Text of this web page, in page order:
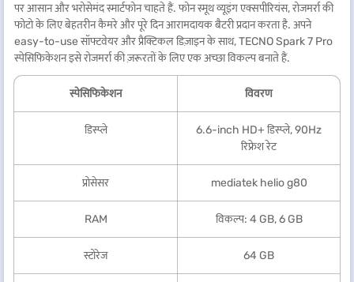
पर आसान और भरोसेमंद स्मार्टफोन चाहते हैं. फोन स्मूथ व्यूइंग एक्सपीरियंस, रोजमर्रा की
फोटो के लिए बेहतरीन कैमरे और पूरे दिन आरामदायक बैटरी प्रदान करता है. अपने
easy-to-use सॉफ्टवेयर और प्रैक्टिकल डिज़ाइन के साथ, TECNO Spark 7 Pro
स्पेसिफिकेशन इसे रोजमर्रा की ज़रूरतों के लिए एक अच्छा विकल्प बनाते हैं.
स्पेसिफिकेशन विवरण
डिस्प्ले
6.6-inch HD+ डिस्प्ले, 90Hz
रिफ्रेश रेट
प्रोसेसर mediatek helio g80
RAM विकल्प: 4 GB, 6 GB
स्टोरेज 64 GB